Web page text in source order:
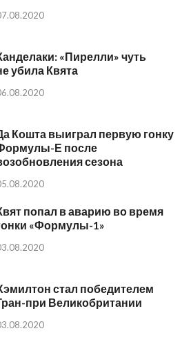
«Пирелли» чуть
убила Квята
Кошта выиграл первую гонку
Е после
сезона
попал в аварию во время
«Формулы-1»
стал победителем
при Великобритании